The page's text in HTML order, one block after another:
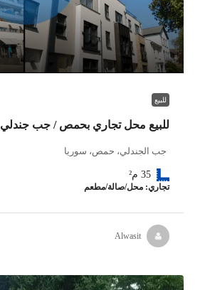
للبيع
للبيع محل تجاري بحمص / جب جندلي
جب الجندلي، حمص، سوريا
35 م²
تجاري: محل/صالة/مطعم
Alwasit